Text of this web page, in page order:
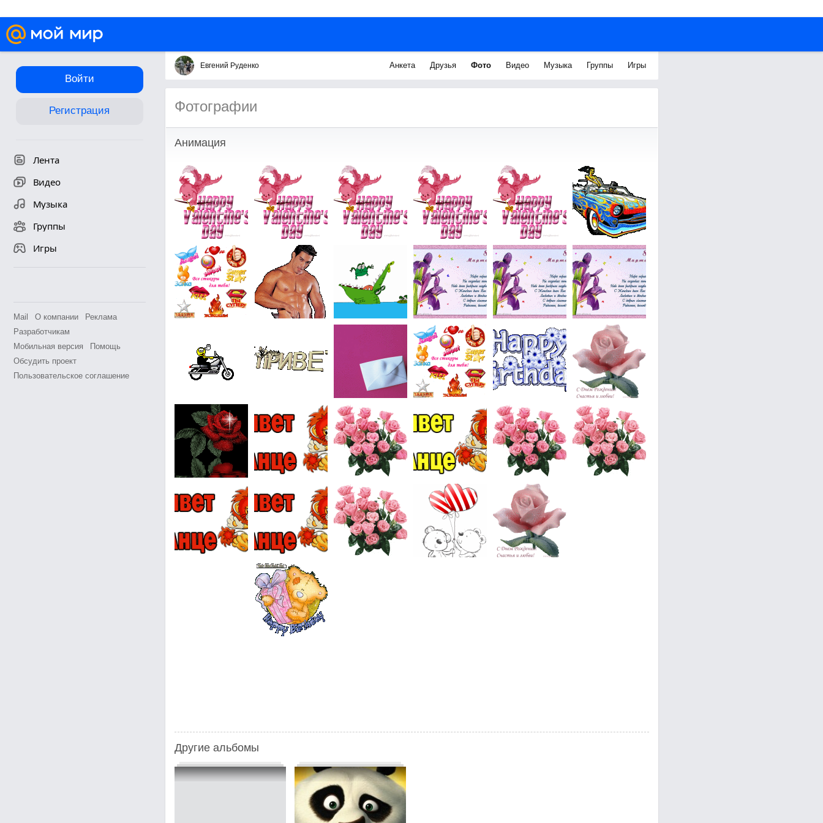
Войти
Регистрация
Лента
Видео
Музыка
Группы
Игры
Mail О компании
Реклама
Разработчикам
Мобильная версия
Помощь
Обсудить проект
Пользовательское соглашение
Евгений Руденко Анкета Друзья Фото Видео Музыка Группы Игры
Фотографии
Анимация
Другие альбомы